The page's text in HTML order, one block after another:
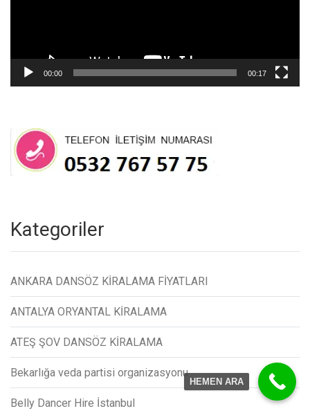
00:00 00:17
Kategoriler
ANKARA DANSÖZ KİRALAMA FİYATLARI
ANTALYA ORYANTAL KİRALAMA
ATEŞ ŞOV DANSÖZ KİRALAMA
Bekarlığa veda partisi organizasyonu
Belly Dancer Hire İstanbul
HEMEN ARA